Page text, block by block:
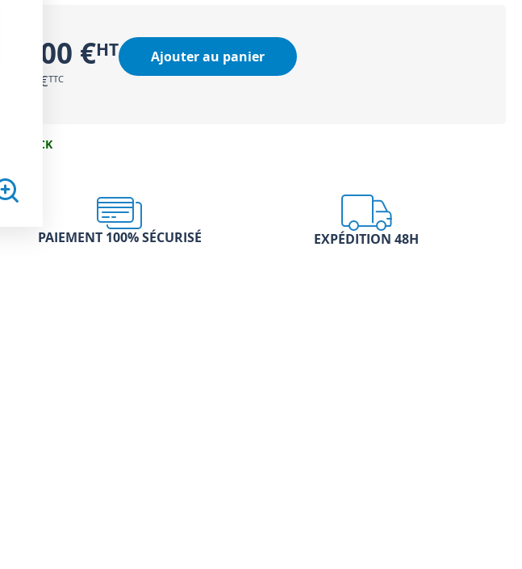
76,00 €
91,20 €
Ajouter au panier
EN STOCK
PAIEMENT 100% SÉCURISÉ EXPÉDITION 48H